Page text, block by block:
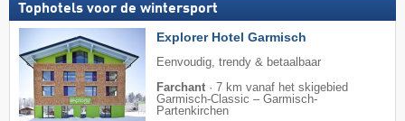
Tophotels voor de wintersport
Explorer Hotel Garmisch
Eenvoudig, trendy & betaalbaar
Farchant · 7 km vanaf het skigebied
Garmisch-Classic – Garmisch-
Partenkirchen